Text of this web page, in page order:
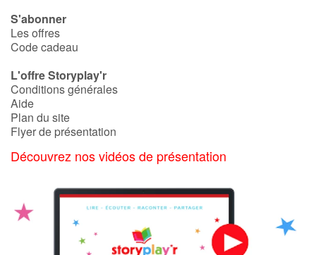
S'abonner
Les offres
Code cadeau
L'offre Storyplay'r
Conditions générales
Aide
Plan du site
Flyer de présentation
Découvrez nos vidéos de présentation